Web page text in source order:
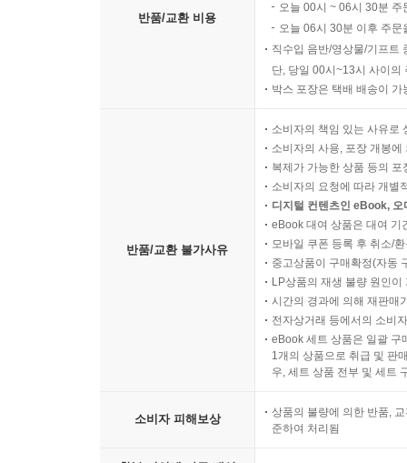
반품/교환 비용
오늘 00시 ~ 06시 30분
오늘 06시 30분 이후 주
직수입 음반/영상물/기프트
단, 당일 00시~13시 사이의
박스 포장은 택배 배송이
반품/교환 불가사유
소비자의 책임 있는 사유로
소비자의 사용, 포장 개봉
복제가 가능한 상품 등의
소비자의 요청에 따라 개별
디지털 컨텐츠인 eBook,
eBook 대여 상품은 대여 기
모바일 쿠폰 등록 후 취소/
중고상품이 구매확정(자동
LP상품의 재생 불량 원인
시간의 경과에 의해 재판매
전자상거래 등에서의 소비
eBook 세트 상품은 일괄 구
1개의 상품으로 취급 및 판
우, 세트 상품 전부 및 세트
소비자 피해보상
상품의 불량에 의한 반품,
준하여 처리됨